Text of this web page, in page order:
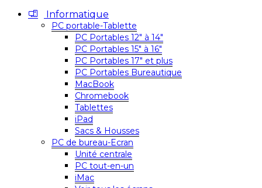
Informatique
PC portable-Tablette
PC Portables 12″ à 14″
PC Portables 15″ à 16″
PC Portables 17″ et plus
PC Portables Bureautique
MacBook
Chromebook
Tablettes
iPad
Sacs & Housses
PC de bureau-Ecran
Unité centrale
PC tout-en-un
iMac